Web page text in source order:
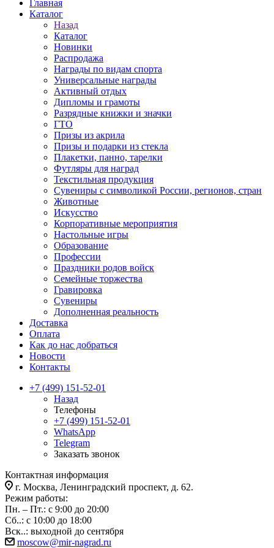
Главная
Каталог
Назад
Каталог
Новинки
Распродажа
Награды по видам спорта
Универсальные награды
Активный отдых
Дипломы и грамоты
Разрядные книжки и значки
ГТО
Призы из акрила
Призы и подарки из стекла
Плакетки, панно, тарелки
Футляры для наград
Текстильная продукция
Сувениры с символикой России, регионов, стран
Животные
Искусство
Корпоративные мероприятия
Настольные игры
Образование
Профессии
Праздники родов войск
Семейные торжества
Гравировка
Сувениры
Дополненная реальность
Доставка
Оплата
Как до нас добраться
Новости
Контакты
+7 (499) 151-52-01
Назад
Телефоны
+7 (499) 151-52-01
WhatsApp
Telegram
Заказать звонок
Контактная информация
г. Москва, Ленинградский проспект, д. 62.
Режим работы:
Пн. – Пт.: с 9:00 до 20:00
Сб..: с 10:00 до 18:00
Вск..: выходной до сентября
moscow@mir-nagrad.ru